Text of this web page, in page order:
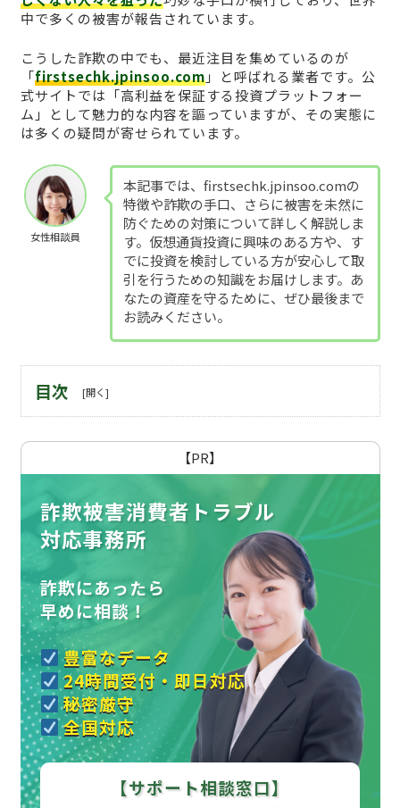
中で多くの被害が報告されています。
こうした詐欺の中でも、最近注目を集めているのが
「firstsechk.jpinsoo.com」と呼ばれる業者です。公
式サイトでは「高利益を保証する投資プラットフォー
ム」として魅力的な内容を謳っていますが、その実態に
は多くの疑問が寄せられています。
女性相談員
本記事では、firstsechk.jpinsoo.comの
特徴や詐欺の手口、さらに被害を未然に
防ぐための対策について詳しく解説しま
す。仮想通貨投資に興味のある方や、す
でに投資を検討している方が安心して取
引を行うための知識をお届けします。あ
なたの資産を守るために、ぜひ最後まで
お読みください。
目次
【PR】
詐欺被害消費者トラブル
対応事務所
詐欺にあったら
早めに相談！
豊富なデータ
24時間受付・即日対応
秘密厳守
全国対応
【サポート相談窓口】